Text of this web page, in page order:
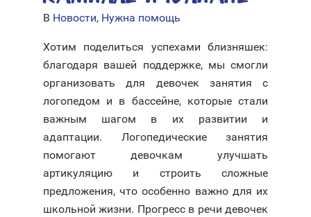
В Новости, Нужна помощь
Хотим поделиться успехами близняшек:
благодаря вашей поддержке, мы смогли
организовать для девочек занятия с
логопедом и в бассейне, которые стали
важным шагом в их развитии и
адаптации. Логопедические занятия
помогают девочкам улучшать
артикуляцию и строить сложные
предложения, что особенно важно для их
школьной жизни. Прогресс в речи девочек